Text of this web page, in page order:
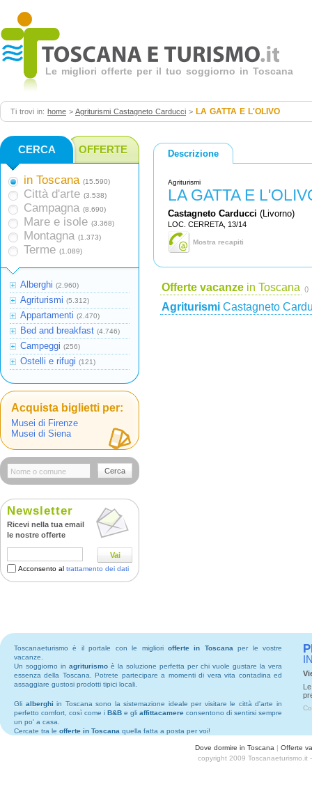
Le migliori offerte per il tuo soggiorno in Toscana
Ti trovi in: home > Agriturismi Castagneto Carducci > LA GATTA E L'OLIVO
Descrizione
Agriturismi
LA GATTA E
Castagneto Carducci (Livorno)
LOC. CERRETA, 13/14
Mostra recapiti
Offerte vacanze in Toscana ()
Agriturismi Castagneto
CERCA OFFERTE
in Toscana (15.590)
Città d'arte (3.538)
Campagna (8.690)
Mare e isole (3.368)
Montagna (1.373)
Terme (1.089)
Alberghi (2.960)
Agriturismi (5.312)
Appartamenti (2.470)
Bed and breakfast (4.746)
Campeggi (256)
Ostelli e rifugi (121)
Acquista biglietti per:
Musei di Firenze
Musei di Siena
Cerca
Newsletter
Ricevi nella tua email
le nostre offerte
Vai
Acconsento al trattamento dei dati
Toscanaeturismo è il portale con le migliori offerte in Toscana per le vostre
vacanze.
Un soggiorno in agriturismo è la soluzione perfetta per chi vuole gustare la vera
essenza della Toscana. Potrete partecipare a momenti di vera vita contadina ed
assaggiare gustosi prodotti tipici locali.
Gli alberghi in Toscana sono la sistemazione ideale per visitare le città d'arte in
perfetto comfort, così come i B&B e gli affittacamere consentono di sentirsi sempre
un po' a casa.
Cercate tra le offerte in Toscana quella fatta a posta per voi!
Dove dormire in Toscana | Offerte
copyright 2009 Toscanaeturismo.it